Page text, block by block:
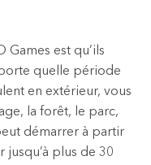
Games est qu’ils
quelle période
en extérieur, vous
la forêt, le parc,
démarrer à partir
plus de 30